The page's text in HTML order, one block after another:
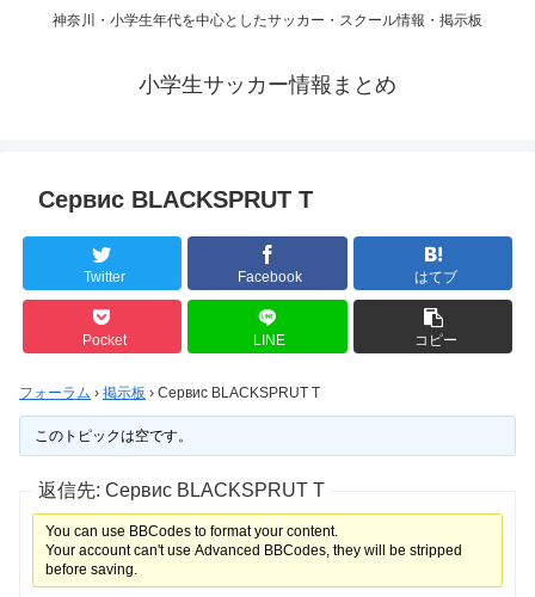
神奈川・小学生年代を中心としたサッカー・スクール情報・掲示板
小学生サッカー情報まとめ
Сервис BLACKSPRUT T
Twitter Facebook はてブ
Pocket LINE コピー
フォーラム › 掲示板 › Сервис BLACKSPRUT T
このトピックは空です。
返信先: Сервис BLACKSPRUT T
You can use BBCodes to format your content.
Your account can't use Advanced BBCodes, they will be stripped
before saving.